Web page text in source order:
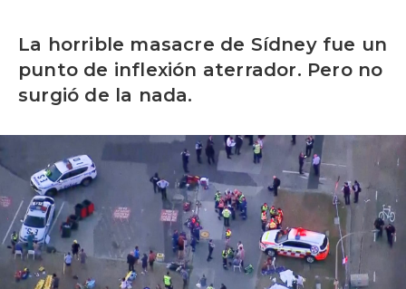
La horrible masacre de Sídney fue un
punto de inflexión aterrador. Pero no
surgió de la nada.